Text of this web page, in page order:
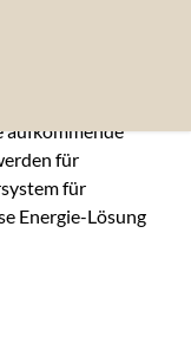
aufkommende
für
für
Energie-Lösung